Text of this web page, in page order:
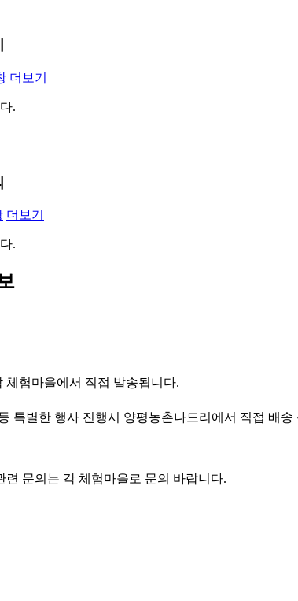
더보기
.
더보기
.
체험마을에서 직접 발송됩니다.
특별한 행사 진행시 양평농촌나드리에서 직접 배송
련 문의는 각 체험마을로 문의 바랍니다.